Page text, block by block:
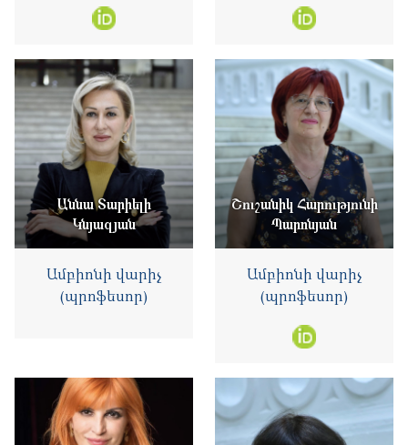
Աննա Տարիելի
Կնյազյան
Ամբիոնի վարիչ
(պրոֆեսոր)
Շուշանիկ Հարությունի
Պարոնյան
Ամբիոնի վարիչ
(պրոֆեսոր)